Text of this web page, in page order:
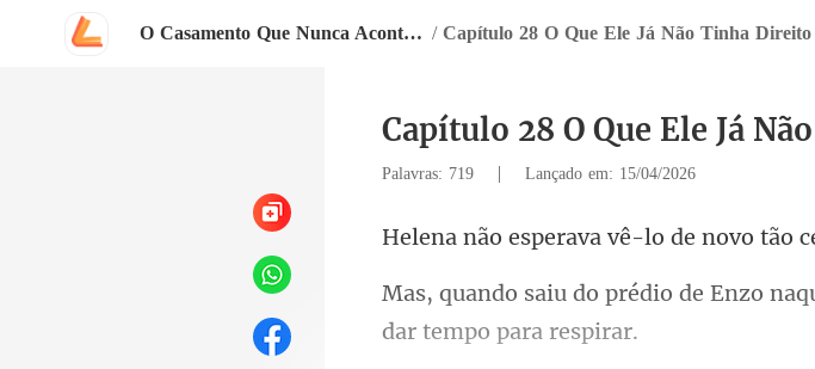
O Casamento Que Nunca Aconteceu /
Capítulo 28 O Que Ele Já
Palavras: 719 | Lançado em: 15/04/2026
erava vê-lo de
zo